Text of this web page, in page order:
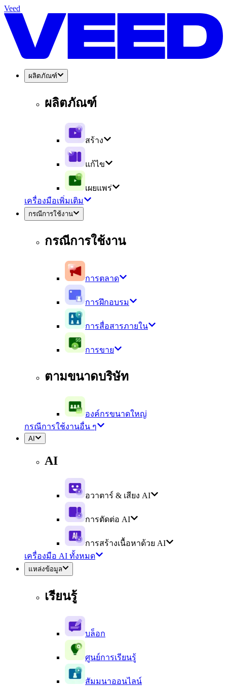
Veed
ผลิตภัณฑ์
ผลิตภัณฑ์
สร้าง
แก้ไข
เผยแพร่
เครื่องมือเพิ่มเติม
กรณีการใช้งาน
กรณีการใช้งาน
การตลาด
การฝึกอบรม
การสื่อสารภายใน
การขาย
ตามขนาดบริษัท
องค์กรขนาดใหญ่
กรณีการใช้งานอื่น ๆ
AI
AI
อวาตาร์ & เสียง AI
การตัดต่อ AI
การสร้างเนื้อหาด้วย AI
เครื่องมือ AI ทั้งหมด
แหล่งข้อมูล
เรียนรู้
บล็อก
ศูนย์การเรียนรู้
สัมมนาออนไลน์